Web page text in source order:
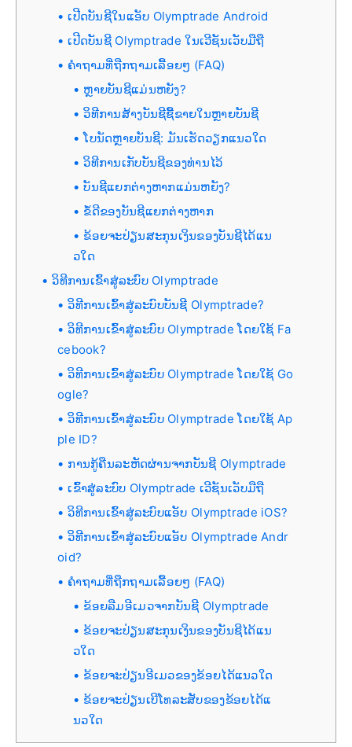
ເປີດບັນຊີໃນແອັບ Olymptrade Android
ເປີດບັນຊີ Olymptrade ໃນເວີຊັນເວັບມືຖື
ຄຳຖາມທີ່ຖືກຖາມເລື້ອຍໆ (FAQ)
ຫຼາຍບັນຊີແມ່ນຫຍັງ?
ວິທີການສ້າງບັນຊີຊື້ຂາຍໃນຫຼາຍບັນຊີ
ໂບນັດຫຼາຍບັນຊີ: ມັນເຮັດວຽກແນວໃດ
ວິທີການເກັບບັນຊີຂອງທ່ານໄວ້
ບັນຊີແຍກຕ່າງຫາກແມ່ນຫຍັງ?
ຂໍ້ດີຂອງບັນຊີແຍກຕ່າງຫາກ
ຂ້ອຍຈະປ່ຽນສະກຸນເງິນຂອງບັນຊີໄດ້ແນ
ວໃດ
ວິທີການເຂົ້າສູ່ລະບົບ Olymptrade
ວິທີການເຂົ້າສູ່ລະບົບບັນຊີ Olymptrade?
ວິທີການເຂົ້າສູ່ລະບົບ Olymptrade ໂດຍໃຊ້ Fa
cebook?
ວິທີການເຂົ້າສູ່ລະບົບ Olymptrade ໂດຍໃຊ້ Go
ogle?
ວິທີການເຂົ້າສູ່ລະບົບ Olymptrade ໂດຍໃຊ້ Ap
ple ID?
ການກູ້ຄືນລະຫັດຜ່ານຈາກບັນຊີ Olymptrade
ເຂົ້າສູ່ລະບົບ Olymptrade ເວີຊັນເວັບມືຖື
ວິທີການເຂົ້າສູ່ລະບົບແອັບ Olymptrade iOS?
ວິທີການເຂົ້າສູ່ລະບົບແອັບ Olymptrade Andr
oid?
ຄຳຖາມທີ່ຖືກຖາມເລື້ອຍໆ (FAQ)
ຂ້ອຍລືມອີເມວຈາກບັນຊີ Olymptrade
ຂ້ອຍຈະປ່ຽນສະກຸນເງິນຂອງບັນຊີໄດ້ແນ
ວໃດ
ຂ້ອຍຈະປ່ຽນອີເມວຂອງຂ້ອຍໄດ້ແນວໃດ
ຂ້ອຍຈະປ່ຽນເບີໂທລະສັບຂອງຂ້ອຍໄດ້ແ
ນວໃດ